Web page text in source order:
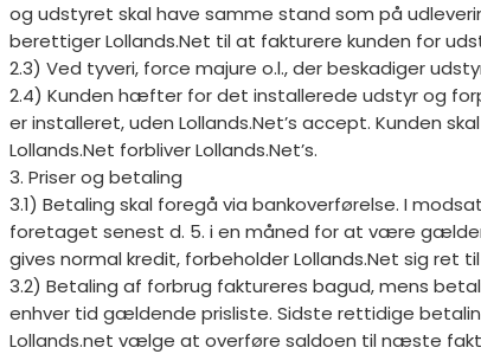
og udstyret skal have samme stand som på
berettiger Lollands.Net til at fakturere kunden for
2.3) Ved tyveri, force majure o.l., der beskadiger
2.4) Kunden hæfter for det installerede udstyr og
er installeret, uden Lollands.Net’s accept. Kunden
Lollands.Net forbliver Lollands.Net’s.
3. Priser og betaling
3.1) Betaling skal foregå via bankoverførelse. I
foretaget senest d. 5. i en måned for at være
gives normal kredit, forbeholder Lollands.Net sig
3.2) Betaling af forbrug faktureres bagud, mens
enhver tid gældende prisliste. Sidste rettidige
Lollands.net vælge at overføre saldoen til næste